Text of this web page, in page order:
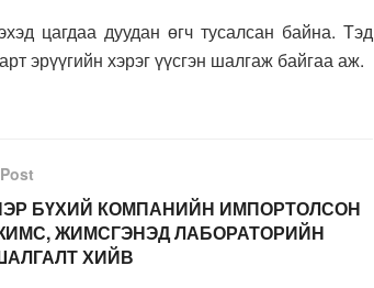
цагдаа дуудан өгч тусалсан байна. Тэд
эрүүгийн хэрэг үүсгэн шалгаж байгаа аж.
БҮХИЙ КОМПАНИЙН ИМПОРТОЛСОН
ЖИМСГЭНЭД ЛАБОРАТОРИЙН
ХИЙВ